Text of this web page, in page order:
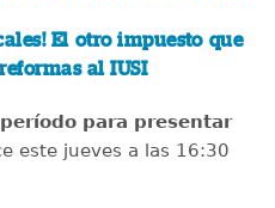
El otro impuesto que
al IUSI
período para presentar
este jueves a las 16:30